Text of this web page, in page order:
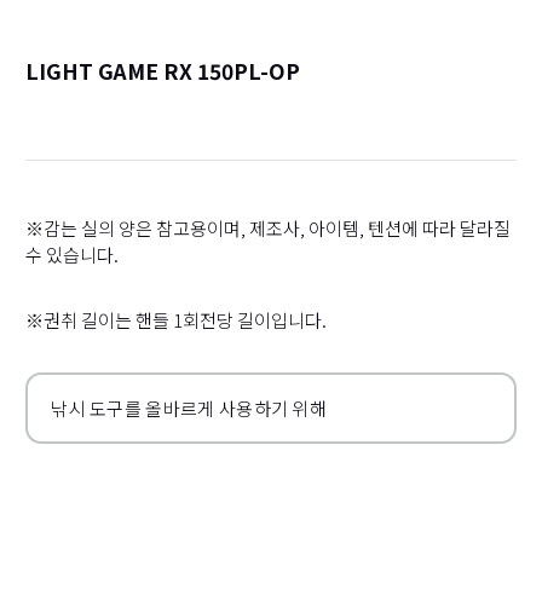
LIGHT GAME RX 150PL-OP
※감는 실의 양은 참고용이며, 제조사, 아이템, 텐션에 따라 달라질
수 있습니다.
※권취 길이는 핸들 1회전당 길이입니다.
낚시 도구를 올바르게 사용하기 위해